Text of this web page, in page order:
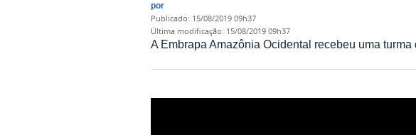
por
publicado: 15/08/2019 09h37
última modificação: 15/08/2019 09h37
A Embrapa Amazônia Ocidental recebeu uma